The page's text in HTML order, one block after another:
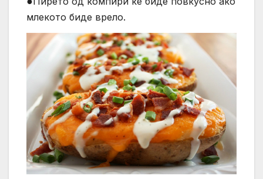
млекото биде врело.